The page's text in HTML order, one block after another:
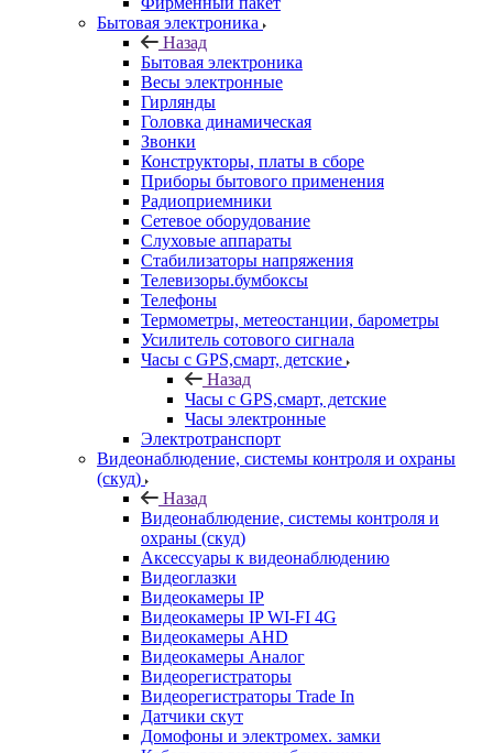
Бытовая электроника
Назад
Бытовая электроника
Весы электронные
Гирлянды
Головка динамическая
Звонки
Конструкторы, платы в сборе
Приборы бытового применения
Радиоприемники
Сетевое оборудование
Слуховые аппараты
Стабилизаторы напряжения
Телевизоры.бумбоксы
Телефоны
Термометры, метеостанции, барометры
Усилитель сотового сигнала
Часы с GPS,смарт, детские
Назад
Часы с GPS,смарт, детские
Часы электронные
Электротранспорт
Видеонаблюдение, системы контроля и охраны
(скуд)
Назад
Видеонаблюдение, системы контроля и
охраны (скуд)
Аксессуары к видеонаблюдению
Видеоглазки
Видеокамеры IP
Видеокамеры IP WI-FI 4G
Видеокамеры AHD
Видеокамеры Аналог
Видеорегистраторы
Видеорегистраторы Trade In
Датчики скут
Домофоны и электромех. замки